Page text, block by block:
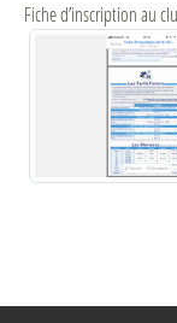
Fiche d’inscription au